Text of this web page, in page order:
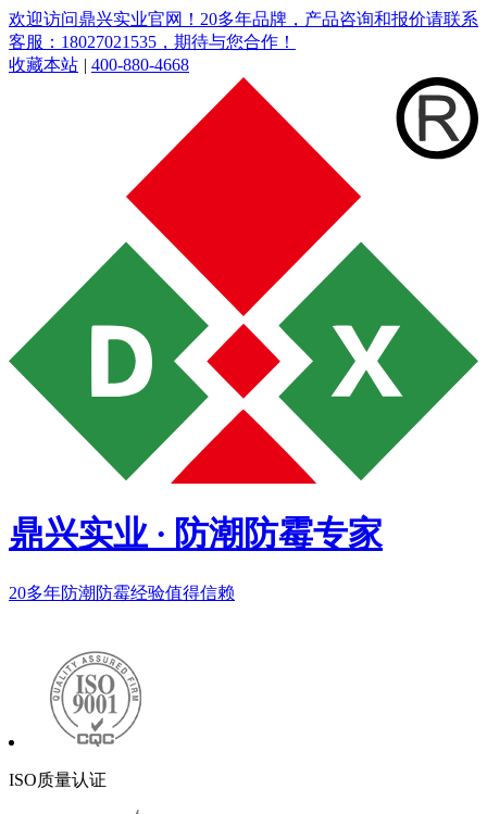
欢迎访问鼎兴实业官网！20多年品牌，产品咨询和报价请联系
客服：18027021535，期待与您合作！
收藏本站 | 400-880-4668
鼎兴实业 · 防潮防霉专家
20多年防潮防霉经验值得信赖
ISO质量认证